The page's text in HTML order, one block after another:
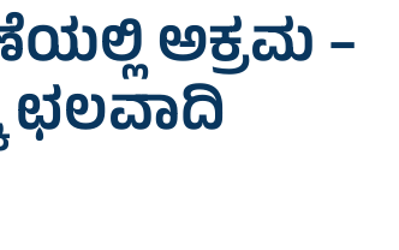
ಅಕ್ರಮ –
ಛಲವಾದಿ